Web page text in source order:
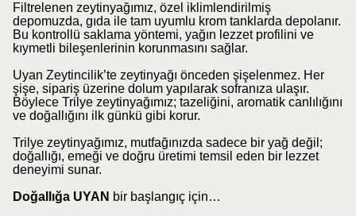
Filtrelenen zeytinyağımız, özel iklimlendirilmiş
depomuzda, gıda ile tam uyumlu krom tanklarda depolanır.
Bu kontrollü saklama yöntemi, yağın lezzet profilini ve
kıymetli bileşenlerinin korunmasını sağlar.
Uyan Zeytincilik’te zeytinyağı önceden şişelenmez. Her
şişe, sipariş üzerine dolum yapılarak sofranıza ulaşır.
Böylece Trilye zeytinyağımız; tazeliğini, aromatik canlılığını
ve doğallığını ilk günkü gibi korur.
Trilye zeytinyağımız, mutfağınızda sadece bir yağ değil;
doğallığı, emeği ve doğru üretimi temsil eden bir lezzet
deneyimi sunar.
Doğallığa UYAN bir başlangıç için…